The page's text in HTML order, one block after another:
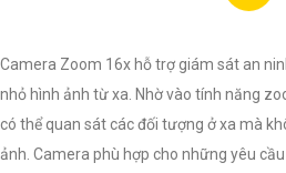
lại sự an tâm cho người dùng trong việc
Đồng thời, giá cả của sản phẩm cũng
chăng.
Nếu bạn cần thêm thông tin chi tiết về
Camera Zoom 16x hỗ trợ giám sát an
nhỏ hình ảnh từ xa. Nhờ vào tính năng
có thể quan sát các đối tượng ở xa mà
ảnh. Camera phù hợp cho những yêu